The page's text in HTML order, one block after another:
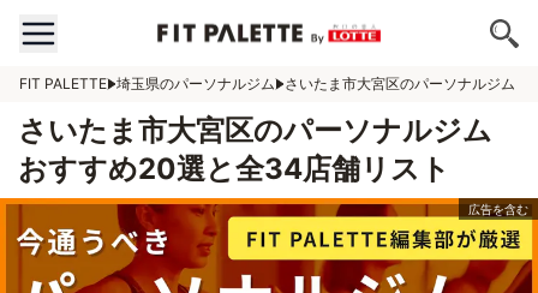
FIT PALETTE 埼玉県のパーソナルジム さいたま市大宮区のパーソナルジム
さいたま市大宮区のパーソナルジム
おすすめ20選と全34店舗リスト